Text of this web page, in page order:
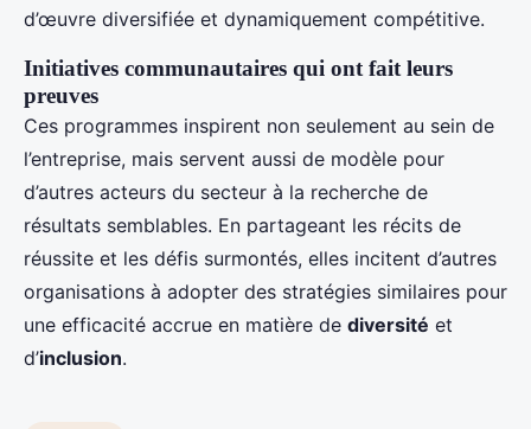
d’œuvre diversifiée et dynamiquement compétitive.
Initiatives communautaires qui ont fait leurs
preuves
Ces programmes inspirent non seulement au sein de
l’entreprise, mais servent aussi de modèle pour
d’autres acteurs du secteur à la recherche de
résultats semblables. En partageant les récits de
réussite et les défis surmontés, elles incitent d’autres
organisations à adopter des stratégies similaires pour
une efficacité accrue en matière de diversité et
d’inclusion.